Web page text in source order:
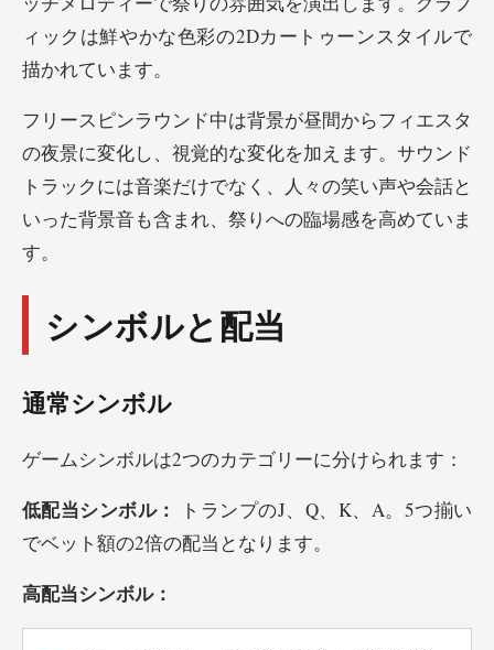
ィックは鮮やかな色彩の2Dカートゥーンスタイルで
描かれています。
フリースピンラウンド中は背景が昼間からフィエスタ
の夜景に変化し、視覚的な変化を加えます。サウンド
トラックには音楽だけでなく、人々の笑い声や会話と
いった背景音も含まれ、祭りへの臨場感を高めていま
す。
シンボルと配当
通常シンボル
ゲームシンボルは2つのカテゴリーに分けられます：
低配当シンボル：
トランプのJ、Q、K、A。5つ揃い
でベット額の2倍の配当となります。
高配当シンボル：